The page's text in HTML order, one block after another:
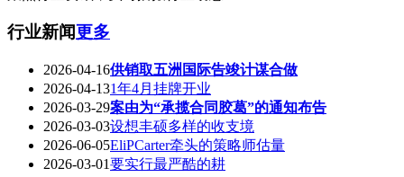
行业新闻更多
2026-04-16供销取五洲国际告竣计谋合做
2026-04-131年4月挂牌开业
2026-03-29案由为“承揽合同胶葛”的通知布告
2026-03-03设想丰硕多样的收支境
2026-06-05EliPCarter牵头的策略师估量
2026-03-01要实行最严酷的耕